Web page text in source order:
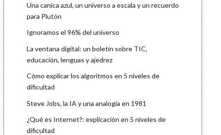
Una canica azul, un universo a escala y un recuerdo
para Plutón
Ignoramos el 96% del universo
La ventana digital: un boletín sobre TIC,
educación, lenguas y ajedrez
Cómo explicar los algoritmos en 5 niveles de
dificultad
Steve Jobs, la IA y una analogía en 1981
¿Qué es Internet?: explicación en 5 niveles de
dificultad